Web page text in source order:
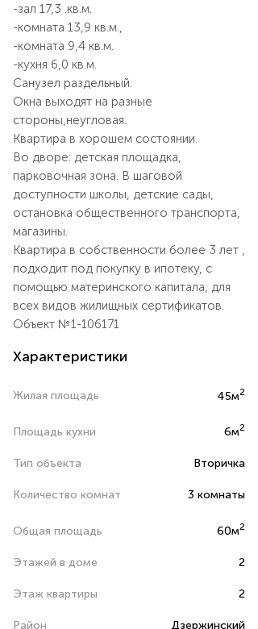
-зал 17,3 .кв.м.
-комната 13,9 кв.м.,
-комната 9,4 кв.м.
-кухня 6,0 кв.м.
Санузел раздельный.
Окна выходят на разные
стороны,неугловая.
Квартира в хорошем состоянии.
Во дворе: детская площадка,
парковочная зона. В шаговой
доступности школы, детские сады,
остановка общественного транспорта,
магазины.
Квартира в собственности более 3 лет ,
подходит под покупку в ипотеку, с
помощью материнского капитала, для
всех видов жилищных сертификатов.
Объект №1-106171
Характеристики
Жилая площадь 45м2
Площадь кухни 6м2
Тип объекта Вторичка
Количество комнат 3 комнаты
Общая площадь 60м2
Этажей в доме 2
Этаж квартиры 2
Район Дзержинский